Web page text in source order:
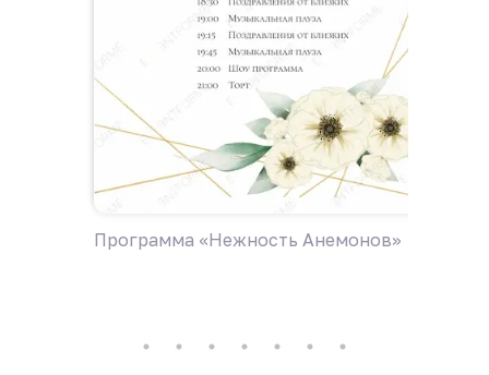
Программа «Нежность Анемонов»